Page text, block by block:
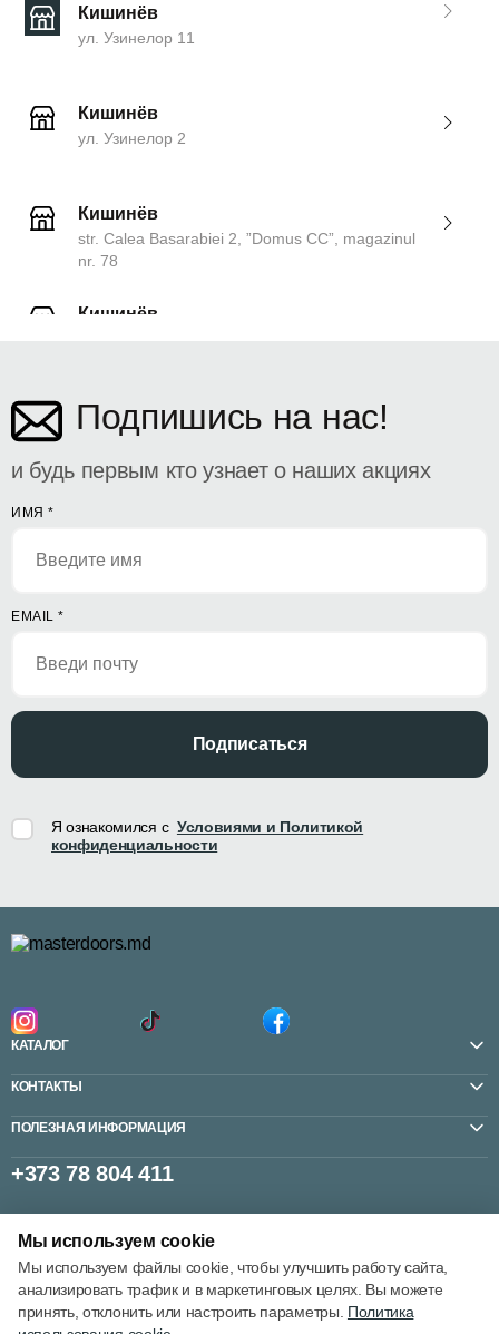
Кишинёв
ул. Узинелор 11
Кишинёв
ул. Узинелор 2
Кишинёв
str. Calea Basarabiei 2, ”Domus CC”, magazinul
nr. 78
Кишинёв
Подпишись на нас!
и будь первым кто узнает о наших акциях
ИМЯ *
EMAIL *
Подписаться
Я ознакомился с Условиями и Политикой
конфиденциальности
КАТАЛОГ
КОНТАКТЫ
ПОЛЕЗНАЯ ИНФОРМАЦИЯ
+373 78 804 411
Настройки cookie
Политика использования cookie
Мы используем cookie
Мы используем файлы cookie, чтобы улучшить работу сайта,
анализировать трафик и в маркетинговых целях. Вы можете
принять, отклонить или настроить параметры. Политика